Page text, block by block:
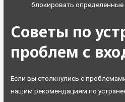
блокировать определенные
Советы по
проблем с
Если вы столкнулись с
нашим рекомендациям по